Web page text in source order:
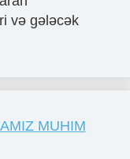
və gələcək
MUHIM